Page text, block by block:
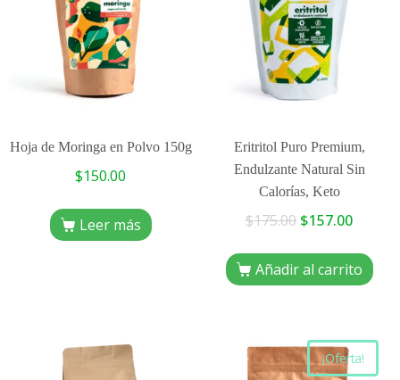
Hoja de Moringa en Polvo 150g
$150.00
Leer más
Eritritol Puro Premium,
Endulzante Natural Sin
Calorías, Keto
$175.00 $157.00
Añadir al carrito
¡Oferta!